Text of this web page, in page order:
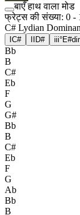
बाएँ हाथ वाला मोड
फ्रेट्स की संख्या: 0 -
C# Lydian
C# D# iii°
Bb
B
C#
Eb
F
G
G#
Bb
B
C#
Eb
F
G
Ab
Bb
B